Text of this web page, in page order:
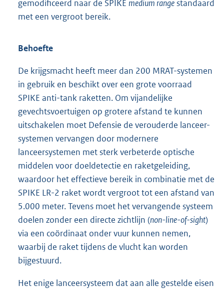
gemodificeerd naar de SPIKE medium rangestandaard
met een vergroot bereik.
Behoefte
De krijgsmacht heeft meer dan 200 MRAT-systemen
in gebruik en beschikt over een grote voorraad
SPIKE anti-tank raketten. Om vijandelijke
gevechtsvoertuigen op grotere afstand te kunnen
uitschakelen moet Defensie de verouderde lanceer-
systemen vervangen door modernere
lanceersystemen met sterk verbeterde optische
middelen voor doeldetectie en raketgeleiding,
waardoor het effectieve bereik in combinatie met de
SPIKE LR-2 raket wordt vergroot tot een afstand van
5.000 meter. Tevens moet het vervangende systeem
doelen zonder een directe zichtlijn (non-line-of-sight)
via een coördinaat onder vuur kunnen nemen,
waarbij de raket tijdens de vlucht kan worden
bijgestuurd.
Het enige lanceersysteem dat aan alle gestelde eisen